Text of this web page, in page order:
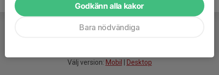
Välj version: Mobil Desktop
Godkänn alla kakor
Bara nödvändiga